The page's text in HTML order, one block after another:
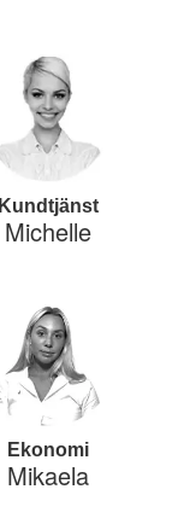
Kundtjänst
Michelle
Ekonomi
Mikaela